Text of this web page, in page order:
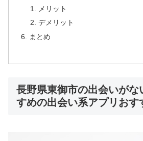
メリット
デメリット
まとめ
長野県東御市の出会いがな
すめの出会い系アプリおす